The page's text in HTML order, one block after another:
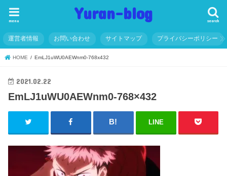
Yuran-blog search
menu
運営者情報 お問い合わせ サイトマップ プライバシーポリシー
HOME EmLJ1uWU0AEWnm0-768x432
2021.02.22
EmLJ1uWU0AEWnm0-768×432
LINE